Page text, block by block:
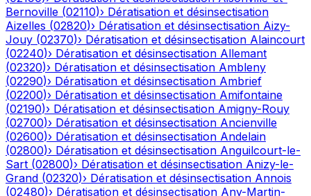
Bernoville (02110)› Dératisation et désinsectisation
Aizelles (02820)› Dératisation et désinsectisation Aizy-
Jouy (02370)› Dératisation et désinsectisation Alaincourt
(02240)› Dératisation et désinsectisation Allemant
(02320)› Dératisation et désinsectisation Ambleny
(02290)› Dératisation et désinsectisation Ambrief
(02200)› Dératisation et désinsectisation Amifontaine
(02190)› Dératisation et désinsectisation Amigny-Rouy
(02700)› Dératisation et désinsectisation Ancienville
(02600)› Dératisation et désinsectisation Andelain
(02800)› Dératisation et désinsectisation Anguilcourt-le-
Sart (02800)› Dératisation et désinsectisation Anizy-le-
Grand (02320)› Dératisation et désinsectisation Annois
(02480)› Dératisation et désinsectisation Any-Martin-